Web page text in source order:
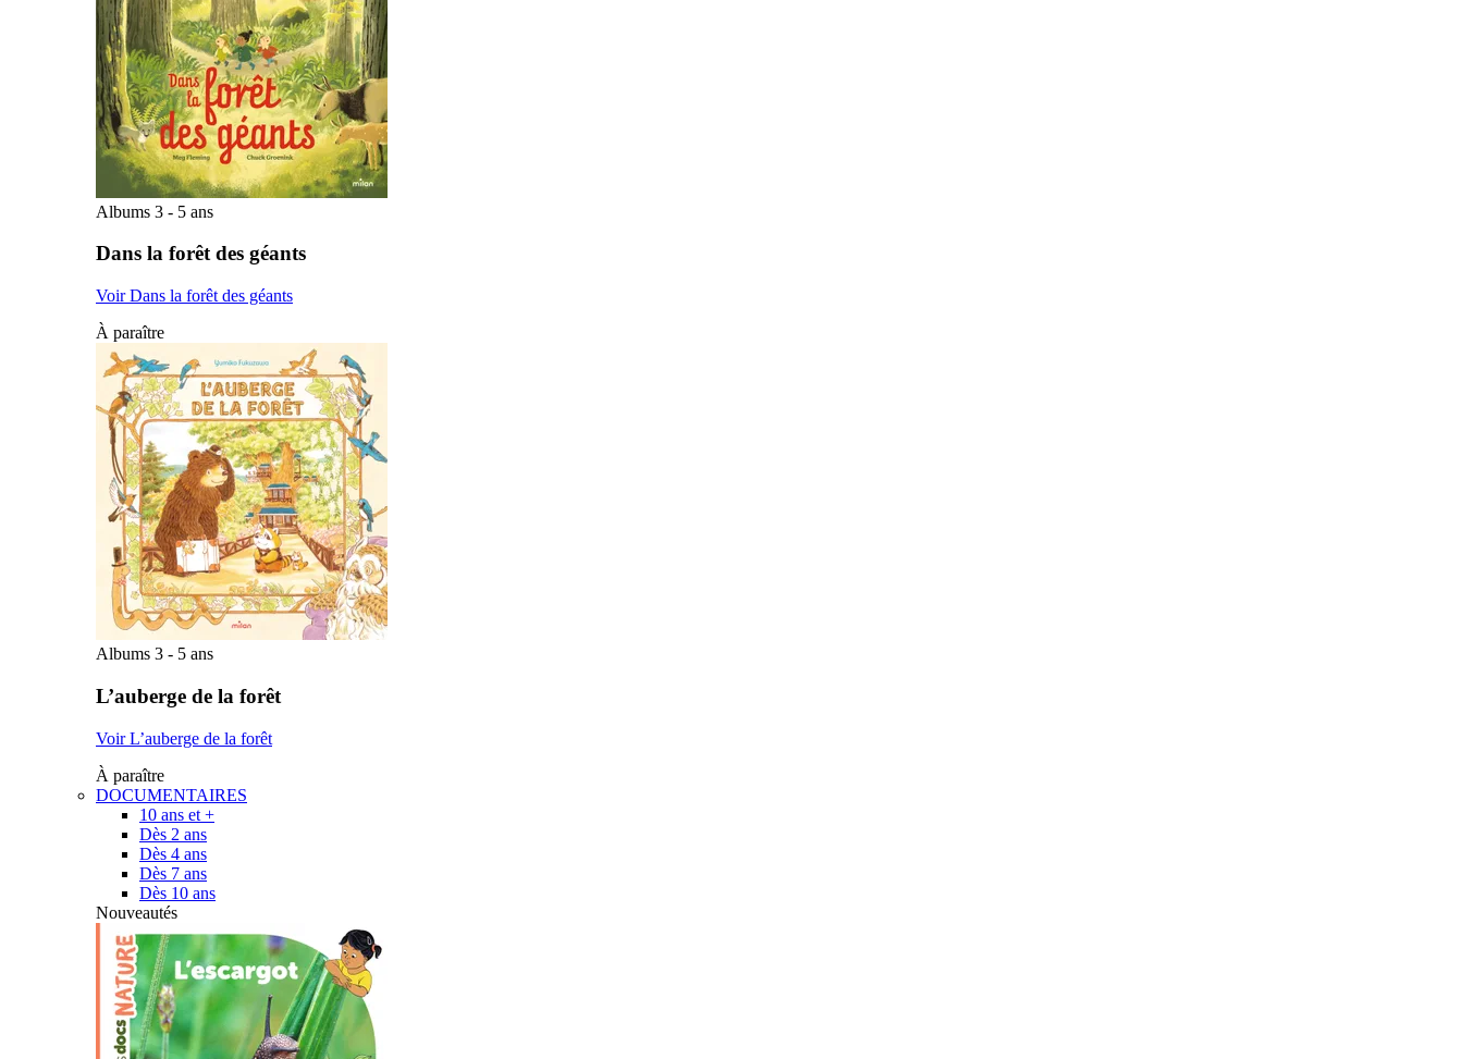
Albums 3 - 5 ans
Dans la forêt des géants
Voir Dans la forêt des géants
À paraître
Albums 3 - 5 ans
L’auberge de la forêt
Voir L’auberge de la forêt
À paraître
DOCUMENTAIRES
10 ans et +
Dès 2 ans
Dès 4 ans
Dès 7 ans
Dès 10 ans
Nouveautés